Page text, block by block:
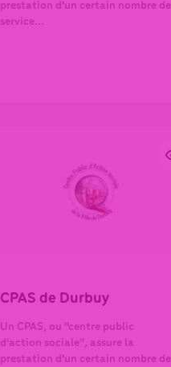
prestation d'un certain nombre de
service...
CPAS de Durbuy
Un CPAS, ou "centre public
d'action sociale", assure la
prestation d'un certain nombre de